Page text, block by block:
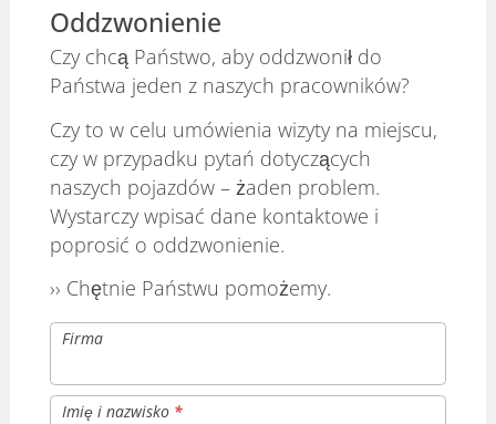
Oddzwonienie
Czy chcą Państwo, aby oddzwonił do
Państwa jeden z naszych pracowników?
Czy to w celu umówienia wizyty na miejscu,
czy w przypadku pytań dotyczących
naszych pojazdów – żaden problem.
Wystarczy wpisać dane kontaktowe i
poprosić o oddzwonienie.
›› Chętnie Państwu pomożemy.
Firma
Imię i nazwisko *